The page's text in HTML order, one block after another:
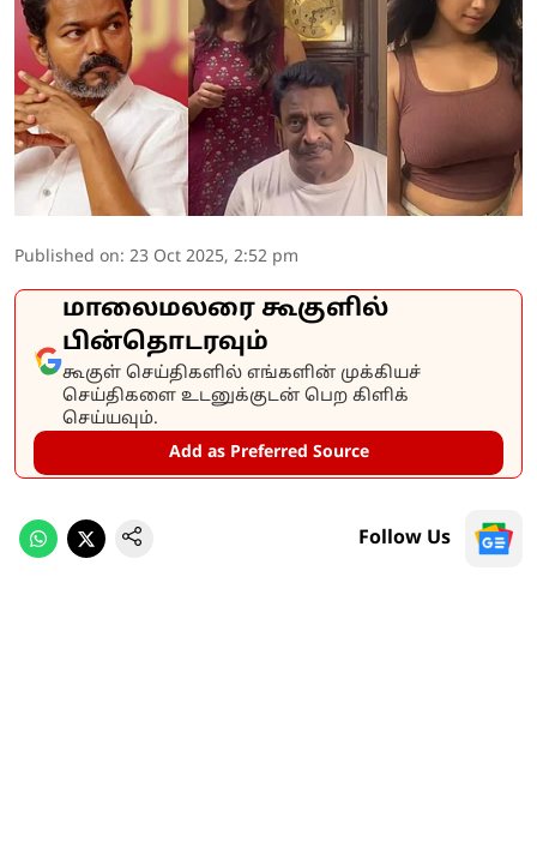
Published on: 23 Oct 2025, 2:52 pm
மாலைமலரை கூகுளில்
பின்தொடரவும்
கூகுள் செய்திகளில் எங்களின் முக்கியச்
செய்திகளை உடனுக்குடன் பெற கிளிக்
செய்யவும்.
Add as Preferred Source
Follow Us